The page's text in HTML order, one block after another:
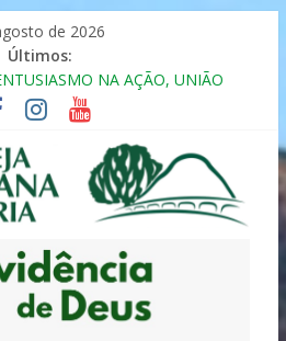
de 2026
Últimos:
NA AÇÃO, UNIÃO
e Relacionamento com